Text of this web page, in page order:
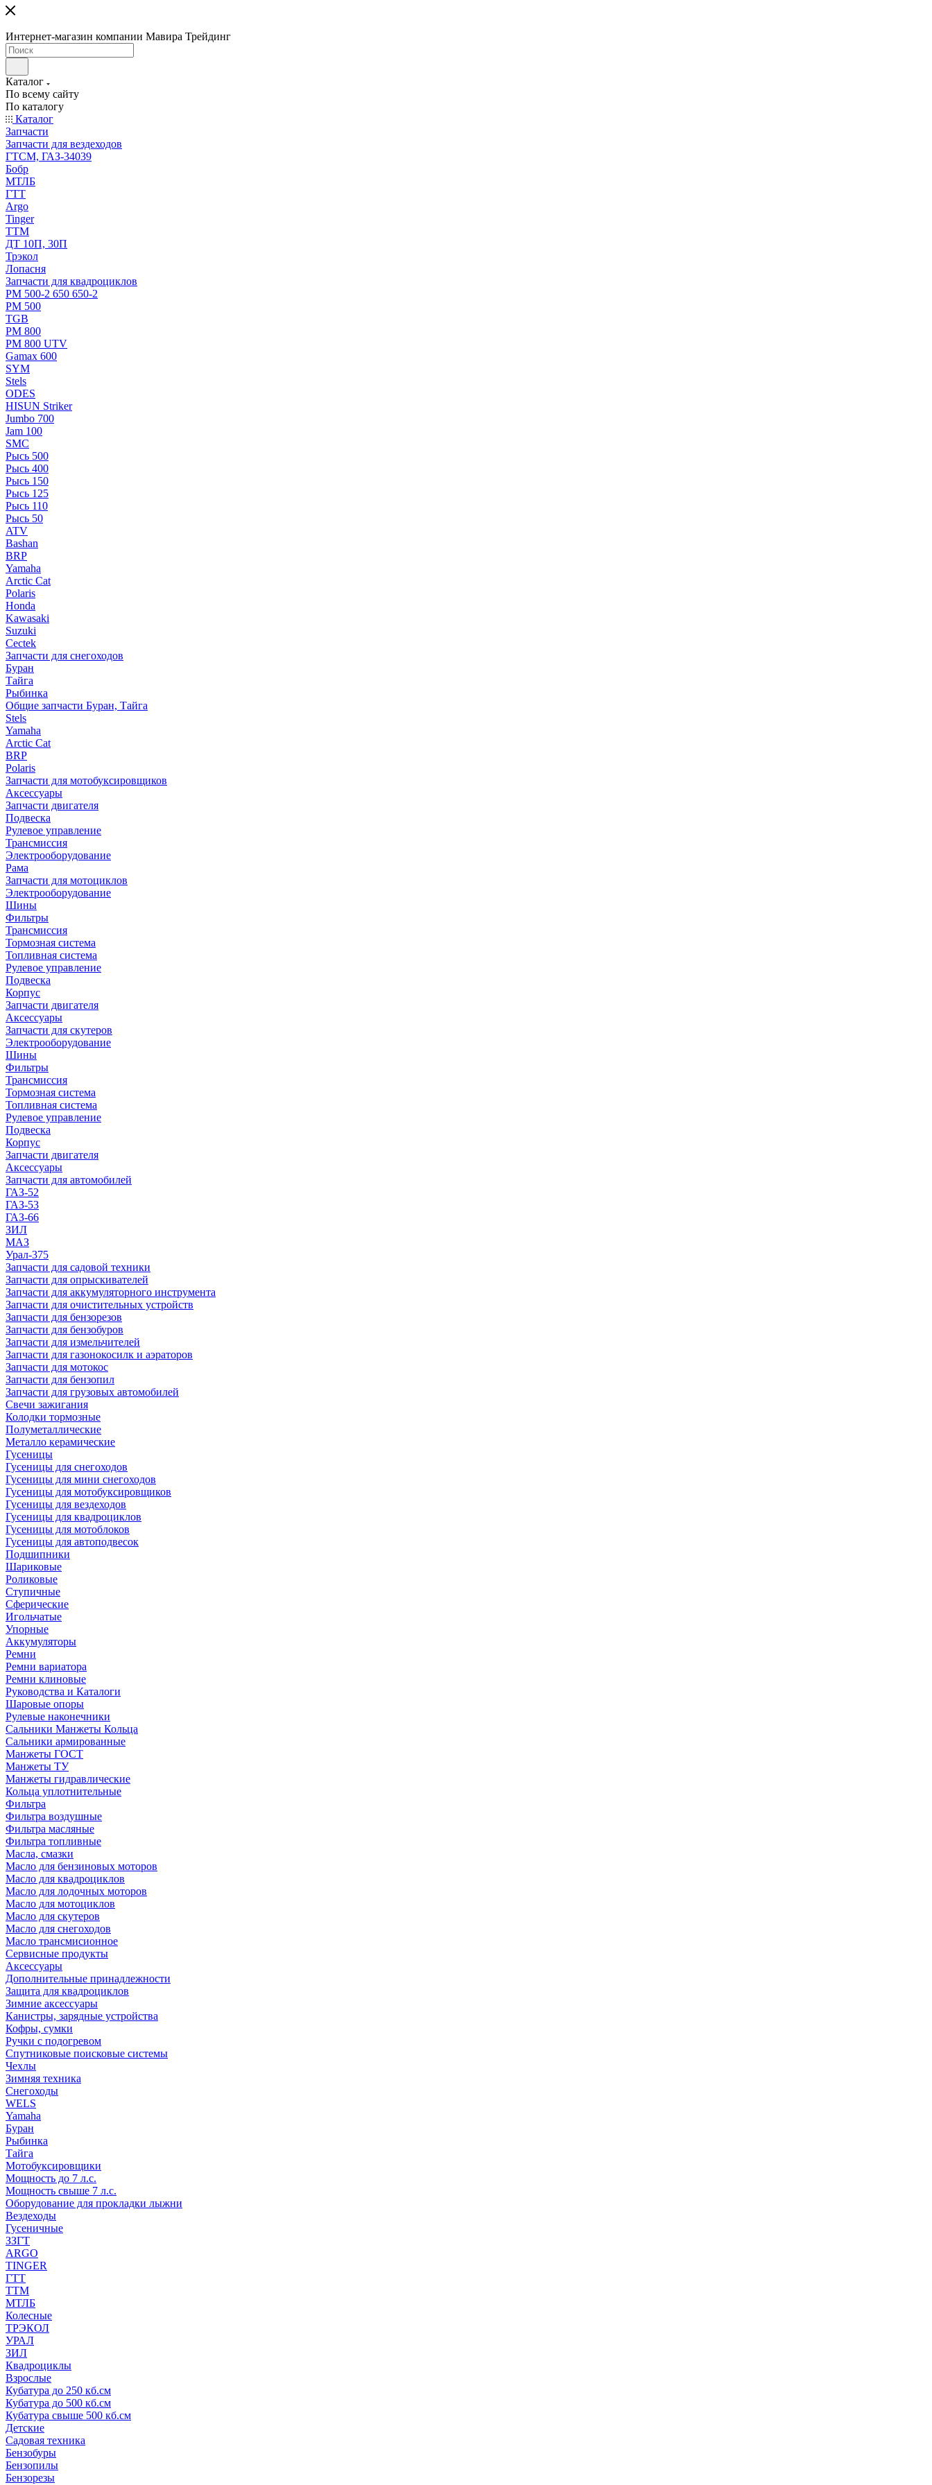
Интернет-магазин компании Мавира Трейдинг
Каталог
По всему сайту
По каталогу
Каталог
Запчасти
Запчасти для вездеходов
ГТСМ, ГАЗ-34039
Бобр
МТЛБ
ГТТ
Argo
Tinger
ТТМ
ДТ 10П, 30П
Трэкол
Лопасня
Запчасти для квадроциклов
РМ 500-2 650 650-2
РМ 500
TGB
РМ 800
РМ 800 UTV
Gamax 600
SYM
Stels
ОDЕS
HISUN Striker
Jumbo 700
Jam 100
SMC
Рысь 500
Рысь 400
Рысь 150
Рысь 125
Рысь 110
Рысь 50
ATV
Bashan
BRP
Yamaha
Arctic Cat
Polaris
Honda
Kawasaki
Suzuki
Cectek
Запчасти для снегоходов
Буран
Тайга
Рыбинка
Общие запчасти Буран, Тайга
Stels
Yamaha
Arctic Cat
BRP
Polaris
Запчасти для мотобуксировщиков
Аксессуары
Запчасти двигателя
Подвеска
Рулевое управление
Трансмиссия
Электрооборудование
Рама
Запчасти для мотоциклов
Электрооборудование
Шины
Фильтры
Трансмиссия
Тормозная система
Топливная система
Рулевое управление
Подвеска
Корпус
Запчасти двигателя
Аксессуары
Запчасти для скутеров
Электрооборудование
Шины
Фильтры
Трансмиссия
Тормозная система
Топливная система
Рулевое управление
Подвеска
Корпус
Запчасти двигателя
Аксессуары
Запчасти для автомобилей
ГАЗ-52
ГАЗ-53
ГАЗ-66
ЗИЛ
МАЗ
Урал-375
Запчасти для садовой техники
Запчасти для опрыскивателей
Запчасти для аккумуляторного инструмента
Запчасти для очистительных устройств
Запчасти для бензорезов
Запчасти для бензобуров
Запчасти для измельчителей
Запчасти для газонокосилк и аэраторов
Запчасти для мотокос
Запчасти для бензопил
Запчасти для грузовых автомобилей
Свечи зажигания
Колодки тормозные
Полуметаллические
Металло керамические
Гусеницы
Гусеницы для снегоходов
Гусеницы для мини снегоходов
Гусеницы для мотобуксировщиков
Гусеницы для вездеходов
Гусеницы для квадроциклов
Гусеницы для мотоблоков
Гусеницы для автоподвесок
Подшипники
Шариковые
Роликовые
Ступичные
Сферические
Игольчатые
Упорные
Аккумуляторы
Ремни
Ремни вариатора
Ремни клиновые
Руководства и Каталоги
Шаровые опоры
Рулевые наконечники
Сальники Манжеты Кольца
Сальники армированные
Манжеты ГОСТ
Манжеты ТУ
Манжеты гидравлические
Кольца уплотнительные
Фильтра
Фильтра воздушные
Фильтра масляные
Фильтра топливные
Масла, смазки
Масло для бензиновых моторов
Масло для квадроциклов
Масло для лодочных моторов
Масло для мотоциклов
Масло для скутеров
Масло для снегоходов
Масло трансмисионное
Сервисные продукты
Аксессуары
Дополнительные принадлежности
Защита для квадроциклов
Зимние аксессуары
Канистры, зарядные устройства
Кофры, сумки
Ручки с подогревом
Спутниковые поисковые системы
Чехлы
Зимняя техника
Снегоходы
WELS
Yamaha
Буран
Рыбинка
Тайга
Мотобуксировщики
Мощность до 7 л.с.
Мощность свыше 7 л.с.
Оборудование для прокладки лыжни
Вездеходы
Гусеничные
ЗЗГТ
ARGO
TINGER
ГТТ
ТТМ
МТЛБ
Колесные
ТРЭКОЛ
УРАЛ
ЗИЛ
Квадроциклы
Взрослые
Кубатура до 250 кб.см
Кубатура до 500 кб.см
Кубатура свыше 500 кб.см
Детские
Садовая техника
Бензобуры
Бензопилы
Бензорезы